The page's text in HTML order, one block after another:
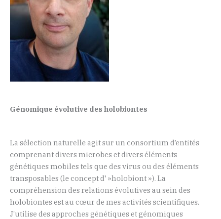
Génomique évolutive des holobiontes
La sélection naturelle agit sur un consortium d’entités
comprenant divers microbes et divers éléments
génétiques mobiles tels que des virus ou des éléments
transposables (le concept d' »holobiont »). La
compréhension des relations évolutives au sein des
holobiontes est au cœur de mes activités scientifiques.
J’utilise des approches génétiques et génomiques